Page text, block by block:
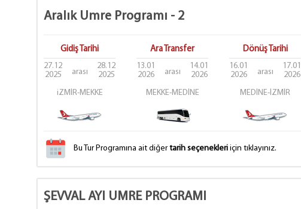
Aralık Umre Programı - 2
Gidiş Tarihi
27.12
2025
arası
28.12
2025
iZMİR-MEKKE
Ara Transfer
13.01
2026
arası
14.01
2026
MEKKE-MEDİNE
Dönüş Tarihi
16.01
2026
arası
17.01
2026
MEDİNE-İZMİR
Bu Tur Programına ait diğertarih seçenekleri için tıklayınız.
ŞEVVAL AYI UMRE PROGRAMI